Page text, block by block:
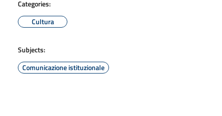
Categories:
Cultura
Subjects:
Comunicazione istituzionale